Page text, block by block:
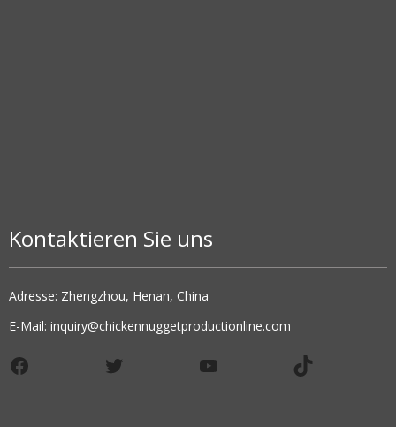
Kontaktieren Sie uns
Adresse: Zhengzhou, Henan, China
E-Mail: inquiry@chickennuggetproductionline.com
Facebook Twitter YouTube TikTok